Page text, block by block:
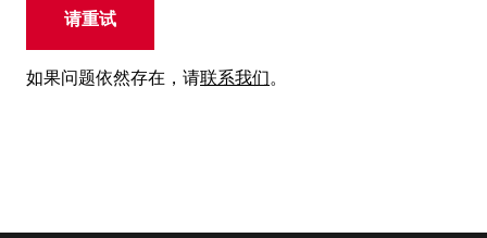
请重试
如果问题依然存在，请联系我们。